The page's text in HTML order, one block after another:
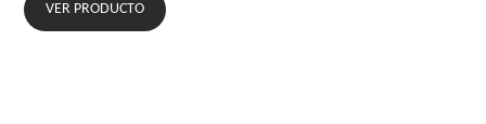
VER PRODUCTO